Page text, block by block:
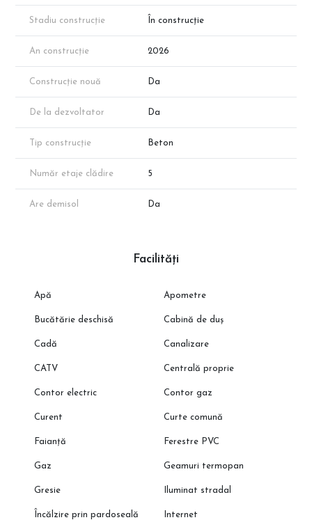
Transport in comun: Statii STB in proximitate si conexiune facila
catre metrou.
Alege o locuinta construita cu atentie la detalii, potrivita atat
Nota: Imaginile au titlu de prezentare.
Stadiu construcție În construcție
An construcție 2026
Construcție nouă Da
De la dezvoltator Da
Tip construcție Beton
Număr etaje clădire 5
Are demisol Da
Facilități
Apă Apometre
Bucătărie deschisă Cabină de duș
Cadă Canalizare
CATV Centrală proprie
Contor electric Contor gaz
Curent Curte comună
Faianță Ferestre PVC
Gaz Geamuri termopan
Gresie Iluminat stradal
Încălzire prin pardoseală Internet